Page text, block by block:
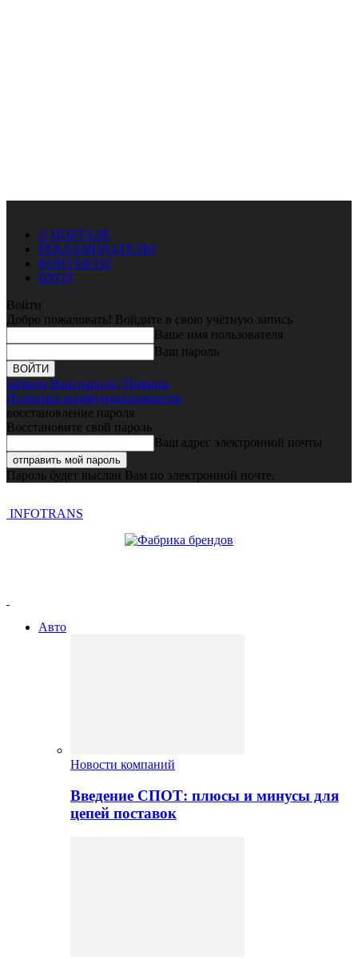
О ПОРТАЛЕ
РЕКЛАМОДАТЕЛЮ
КОНТАКТЫ
ВХОД
Войти
Добро пожаловать! Войдите в свою учётную запись
Ваше имя пользователя
Ваш пароль
Забыли Ваш пароль? Помощь
Политика конфиденциальности
восстановление пароля
Восстановите свой пароль
Ваш адрес электронной почты
Пароль будет выслан Вам по электронной почте.
INFOTRANS
Авто
Новости компаний
Введение СПОТ: плюсы и минусы для
цепей поставок